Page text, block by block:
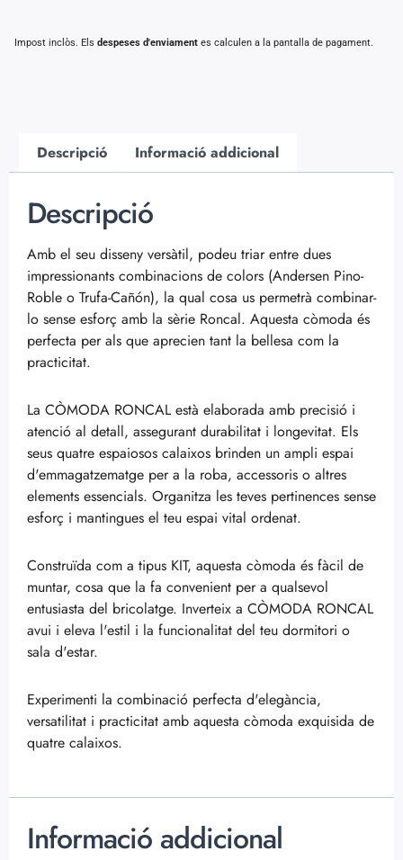
Impost inclòs. Els despeses d'enviament es calculen a la pantalla de pagament.
Descripció Informació addicional
Descripció
Amb el seu disseny versàtil, podeu triar entre dues
impressionants combinacions de colors (Andersen Pino-
Roble o Trufa-Cañón), la qual cosa us permetrà combinar-
lo sense esforç amb la sèrie Roncal. Aquesta còmoda és
perfecta per als que aprecien tant la bellesa com la
practicitat.
La CÒMODA RONCAL està elaborada amb precisió i
atenció al detall, assegurant durabilitat i longevitat. Els
seus quatre espaiosos calaixos brinden un ampli espai
d'emmagatzematge per a la roba, accessoris o altres
elements essencials. Organitza les teves pertinences sense
esforç i mantingues el teu espai vital ordenat.
Construïda com a tipus KIT, aquesta còmoda és fàcil de
muntar, cosa que la fa convenient per a qualsevol
entusiasta del bricolatge. Inverteix a CÒMODA RONCAL
avui i eleva l'estil i la funcionalitat del teu dormitori o
sala d'estar.
Experimenti la combinació perfecta d'elegància,
versatilitat i practicitat amb aquesta còmoda exquisida de
quatre calaixos.
Informació addicional